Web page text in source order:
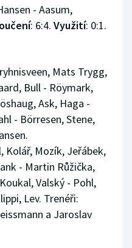
- Aasum,
: 6:4. Využití: 0:1.
Mats Trygg,
Bull - Röymark,
Ask, Haga -
- Börresen, Stene,
Kolář, Mozík, Jeřábek,
- Martin Růžička,
Valský - Pohl,
Lev. Trenéři:
a Jaroslav